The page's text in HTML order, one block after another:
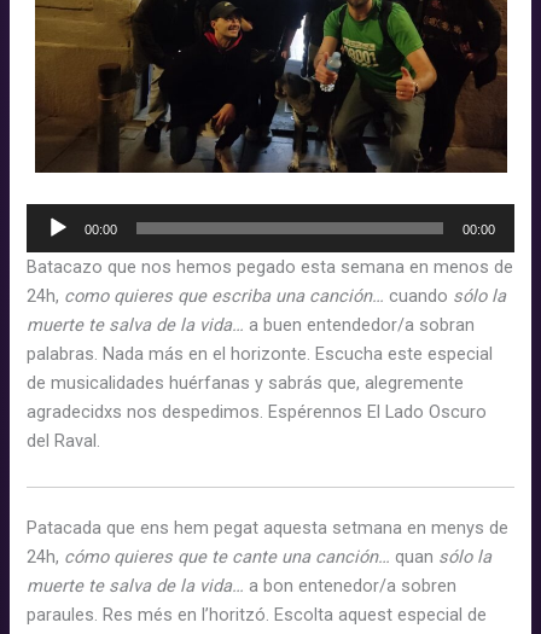
Reproductor
00:00 00:00
Batacazo que nos hemos pegado esta semana en menos de
24h, como quieres que escriba una canción… cuando sólo la
muerte te salva de la vida… a buen entendedor/a sobran
palabras. Nada más en el horizonte. Escucha este especial
de musicalidades huérfanas y sabrás que, alegremente
agradecidxs nos despedimos. Espérennos El Lado Oscuro
del Raval.
Patacada que ens hem pegat aquesta setmana en menys de
24h, cómo quieres que te cante una canción… quan sólo la
muerte te salva de la vida… a bon entenedor/a sobren
paraules. Res més en l’horitzó. Escolta aquest especial de